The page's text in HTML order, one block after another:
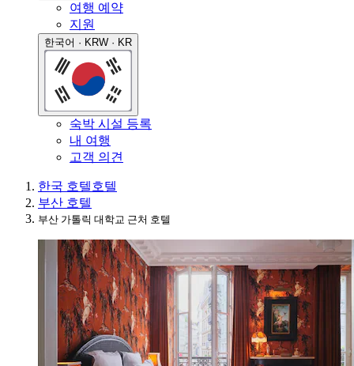
여행 예약
지원
한국어 · KRW · KR
숙박 시설 등록
내 여행
고객 의견
한국 호텔호텔
부산 호텔
부산 가톨릭 대학교 근처 호텔